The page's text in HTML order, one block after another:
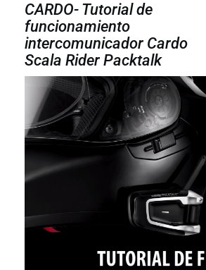
CARDO- Tutorial de
funcionamiento
intercomunicador Cardo
Scala Rider Packtalk